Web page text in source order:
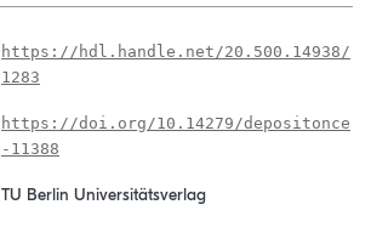
https://hdl.handle.net/20.500.14938/
1283
https://doi.org/10.14279/depositonce
-11388
TU Berlin Universitätsverlag